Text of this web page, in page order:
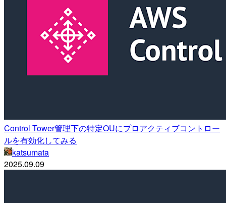
Control Tower管理下の特定OUにプロアクティブコントロー
ルを有効化してみる
katsumata
2025.09.09